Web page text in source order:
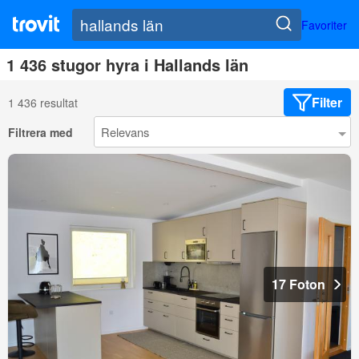
Favoriter
1 436 stugor hyra i Hallands län
1 436 resultat Filter
Filtrera med
17 Foton